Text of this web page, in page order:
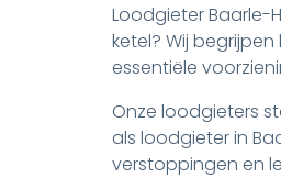
Loodgieter Baarle-
ketel? Wij
essentiële
Onze loodgieters
als loodgieter in
verstoppingen en